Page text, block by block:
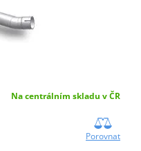
Na centrálním skladu v ČR
Porovnat